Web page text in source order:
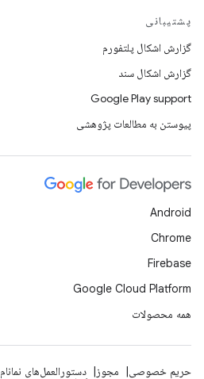
پشتیبانی
گزارش اشکال پلتفورم
گزارش اشکال سند
Google Play support
پیوستن به مطالعات پژوهشی
Android
Chrome
Firebase
Google Cloud Platform
همه محصولات
حریم خصوصی مجوز
دستورالعمل‌های نمانام